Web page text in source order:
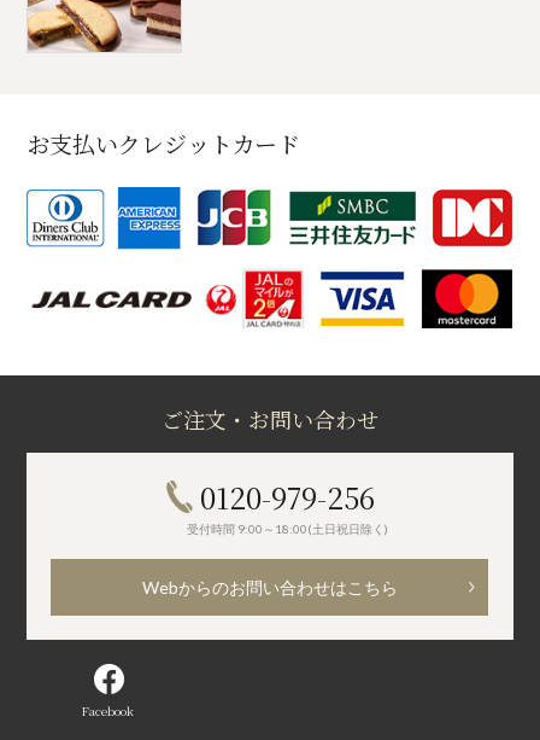
お支払いクレジットカード
ご注文・お問い合わせ
0120-979-256
受付時間 9:00～18:00(土日祝日除く)
Webからのお問い合わせはこちら
Facebook